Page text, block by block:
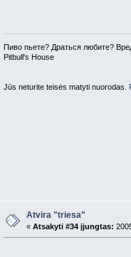
Пиво пьете? Драться любите?
Pitbull's House
Jūs neturite teisės matyti nuorodas.
Atvira "triesa"
« Atsakyti #34 įjungtas: